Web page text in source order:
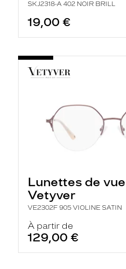
SKJ2318-A 402 NOIR BRILL
19,00 €
Lunettes de vue
Vetyver
VE2302F 905 VIOLINE SATIN
À partir de
129,00 €